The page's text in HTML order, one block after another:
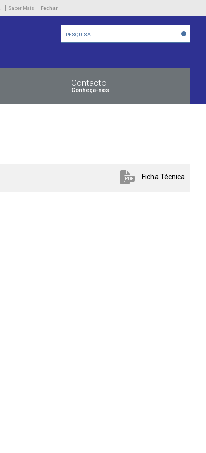
Saber Mais Fechar
Produtos
Novidades
Contacto
Conheça-nos
Ficha Técnica